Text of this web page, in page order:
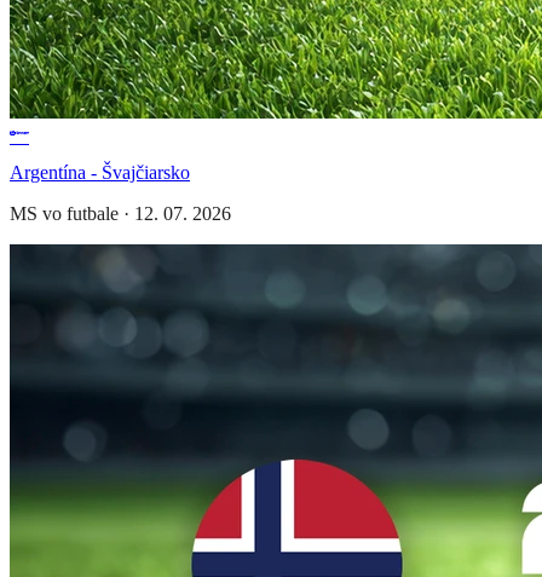
Argentína - Švajčiarsko
MS vo futbale · 12. 07. 2026